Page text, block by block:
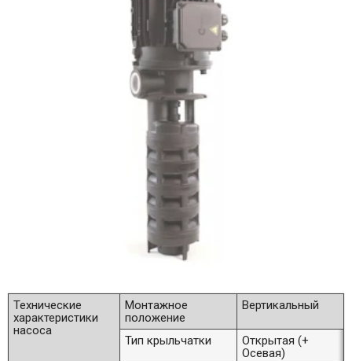
Технические
характеристики
насоса
Монтажное
положение
Вертикальный
Тип крыльчатки
Открытая (+
Осевая)